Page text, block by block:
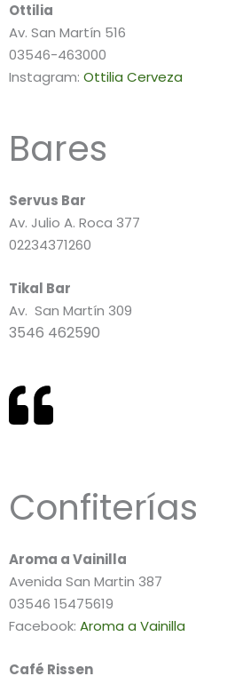
Ottilia
Av. San Martín 516
03546-463000
Instagram: Ottilia Cerveza
Bares
Servus Bar
Av. Julio A. Roca 377
02234371260
Tikal Bar
Av. San Martín 309
3546 462590
Confiterías
Aroma a Vainilla
Avenida San Martin 387
03546 15475619
Facebook: Aroma a Vainilla
Café Rissen